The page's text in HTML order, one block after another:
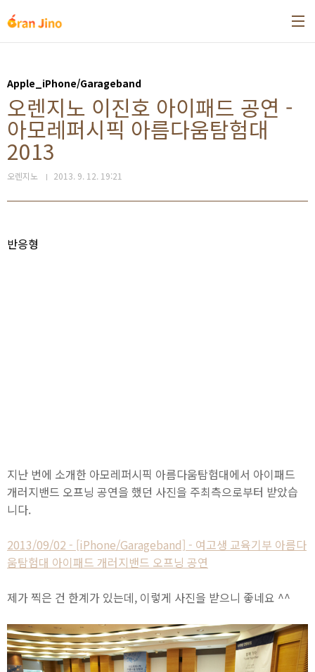
Apple_iPhone/Garageband
오렌지노 이진호 아이패드 공연 -
아모레퍼시픽 아름다움탐험대
2013
오렌지노 2013. 9. 12. 19:21
반응형
지난 번에 소개한 아모레퍼시픽 아름다움탐험대에서 아이패드
개러지밴드 오프닝 공연을 했던 사진을 주최측으로부터 받았습
니다.
2013/09/02 - [iPhone/Garageband] - 여고생 교육기부 아름다
움탐험대 아이패드 개러지밴드 오프닝 공연
제가 찍은 건 한계가 있는데, 이렇게 사진을 받으니 좋네요 ^^